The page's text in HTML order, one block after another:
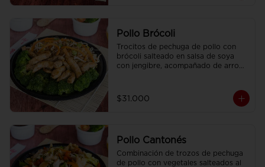
Pollo Brócoli
Trocitos de pechuga de pollo con
brócoli salteado en salsa de soya
con jengibre, acompañado de arroz
$31.000
Pollo Cantonés
Combinación de trozos de pechuga
de pollo con vegetales salteados al